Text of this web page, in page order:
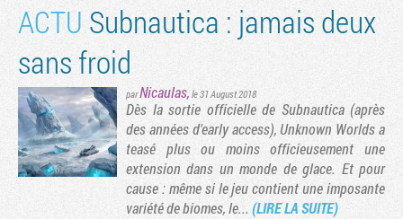
ACTU Subnautica : jamais deux
sans froid
parNicaulas, le 31 August 2018
Dès la sortie officielle de Subnautica (après
des années d'early access), Unknown Worlds a
teasé plus ou moins officieusement une
extension dans un monde de glace. Et pour
cause : même si le jeu contient une imposante
variété de biomes, le... (LIRE LA SUITE)